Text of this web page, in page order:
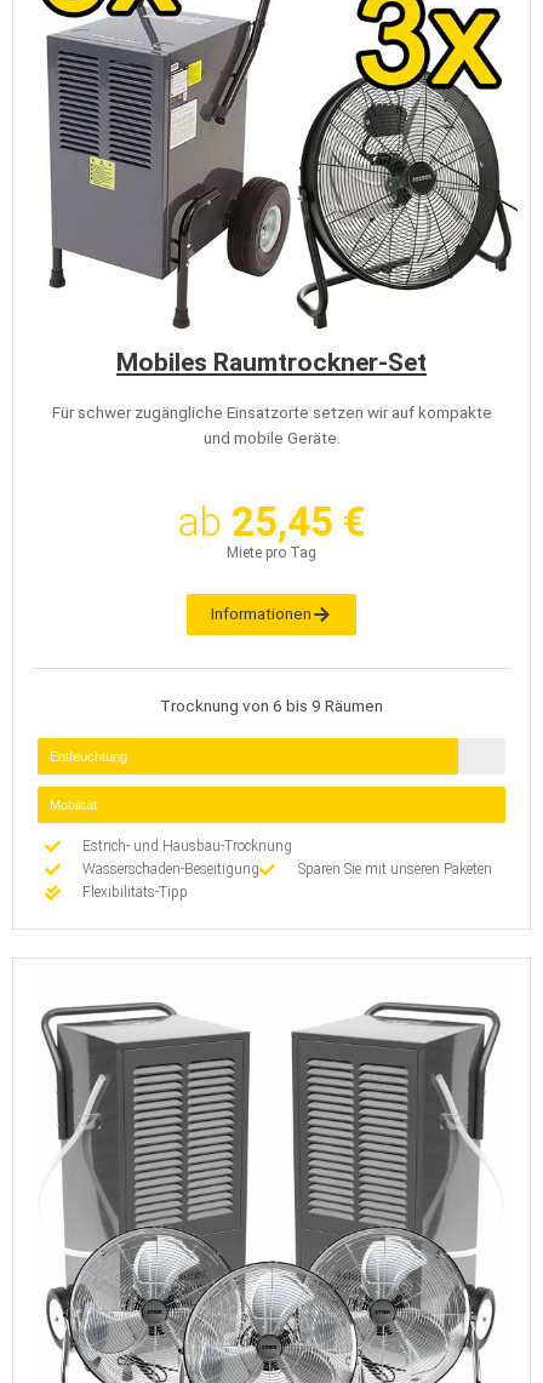
Mobiles Raumtrockner-Set
Für schwer zugängliche Einsatzorte setzen wir auf kompakte
und mobile Geräte.
ab 25,45 €
Miete pro Tag
Informationen
Trocknung von 6 bis 9 Räumen
Entfeuchtung
Mobilität
Estrich- und Hausbau-Trocknung
Wasserschaden-Beseitigung
Sparen Sie mit unseren Paketen
Flexibilitäts-Tipp